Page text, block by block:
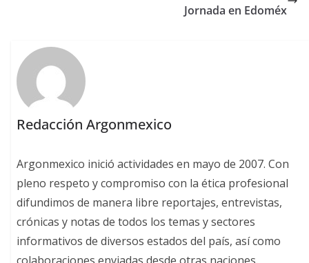
Jornada en Edoméx
Redacción Argonmexico
Argonmexico inició actividades en mayo de 2007. Con
pleno respeto y compromiso con la ética profesional
difundimos de manera libre reportajes, entrevistas,
crónicas y notas de todos los temas y sectores
informativos de diversos estados del país, así como